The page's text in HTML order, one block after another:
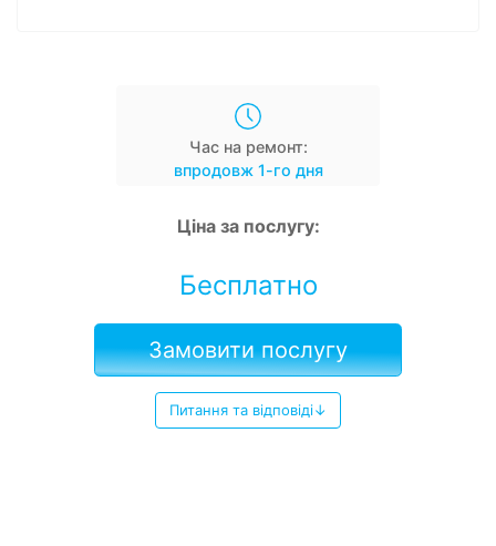
Час на ремонт:
впродовж 1-го дня
Ціна за послугу:
Бесплатно
Замовити послугу
Питання та відповіді↓